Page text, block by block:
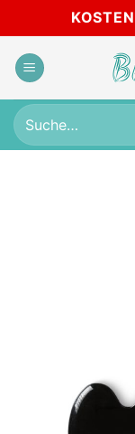
to
content
Suche
nach: